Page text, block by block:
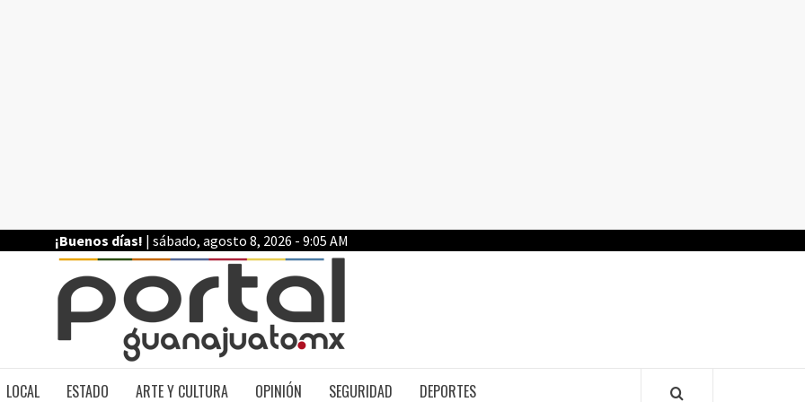
¡Buenos días! | sábado, agosto 8, 2026 - 9:05 AM
LOCAL ESTADO ARTE Y CULTURA OPINIÓN SEGURIDAD DEPORTES